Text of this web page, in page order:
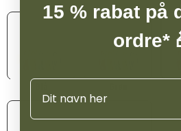
15 % rabat på
ordre*
Navn